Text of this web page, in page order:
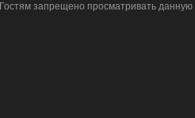
Гостям запрещено просматривать данную